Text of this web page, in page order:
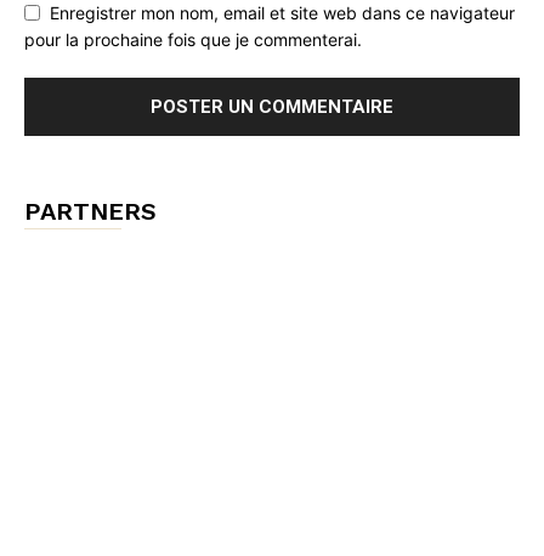
Enregistrer mon nom, email et site web dans ce navigateur
pour la prochaine fois que je commenterai.
PARTNERS